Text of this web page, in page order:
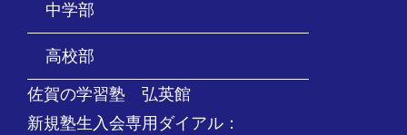
中学部
高校部
佐賀の学習塾 弘英館
新規塾生入会専用ダイアル：